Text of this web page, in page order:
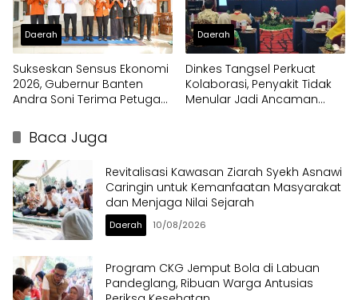
Daerah
Sukseskan Sensus Ekonomi
2026, Gubernur Banten
Andra Soni Terima Petugas
Daerah
Dinkes Tangsel Perkuat
Kolaborasi, Penyakit Tidak
Menular Jadi Ancaman
Baca Juga
Revitalisasi Kawasan Ziarah Syekh Asnawi
Caringin untuk Kemanfaatan Masyarakat
dan Menjaga Nilai Sejarah
Daerah 10/08/2026
Program CKG Jemput Bola di Labuan
Pandeglang, Ribuan Warga Antusias